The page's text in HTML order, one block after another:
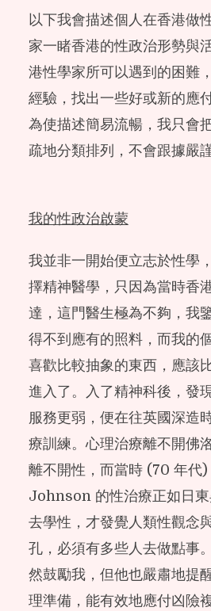
以下我會描述個人在香港做
家一睹香港的性政治形勢與
港性學家所可以遇到的困難
經驗，找出一些好或新的應
為使描述簡易流暢，我只會
疏地分類排列，不會跟據嚴
我的性政治啟蒙
我並非一開始便立志於性學
擇精神醫學，只因為當時香
達，這門醫生極為不夠，我
得不到應有的照料，而我的
喜歡比較抽象的東西，應該
進入了。入了精神科後，發
服務更弱，便在往英國深造
療訓練。心理治療離不開佛
離不開性，而當時 (70 年
Johnson 的性治療正如日
去學性，才發覺人類性觀念
孔，必須有多些人去做點事
然鼓勵我，但他也嚴肅地提
理準備，能有效地應付凶險